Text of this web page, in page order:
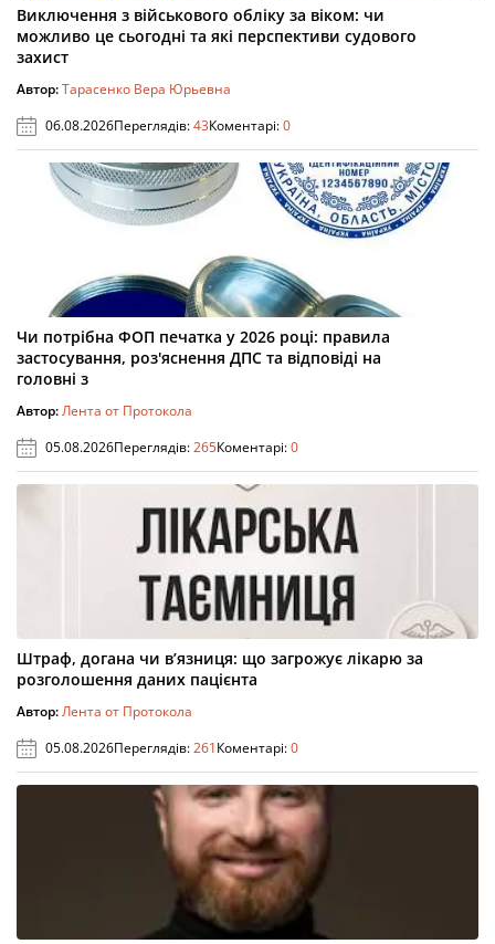
Виключення з військового обліку за віком: чи
можливо це сьогодні та які перспективи судового
захист
Автор:Тарасенко Вера Юрьевна
06.08.2026Переглядів:43Коментарі:0
Чи потрібна ФОП печатка у 2026 році: правила
застосування, роз'яснення ДПС та відповіді на
головні з
Автор:Лента от Протокола
05.08.2026Переглядів:265Коментарі:0
Штраф, догана чи в’язниця: що загрожує лікарю за
розголошення даних пацієнта
Автор:Лента от Протокола
05.08.2026Переглядів:261Коментарі:0